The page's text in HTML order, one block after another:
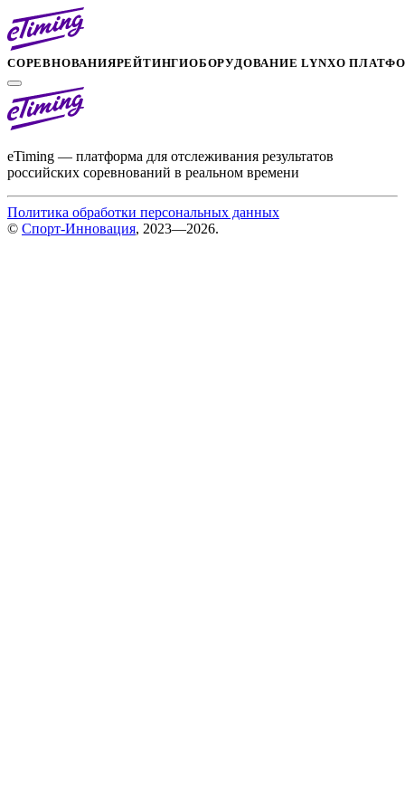
СОРЕВНОВАНИЯРЕЙТИНГИОБОРУДОВАНИЕ LYNXО
eTiming — платформа для отслеживания результатов
российских соревнований в реальном времени
Политика обработки персональных данных
© Спорт-Инновация, 2023—2026.